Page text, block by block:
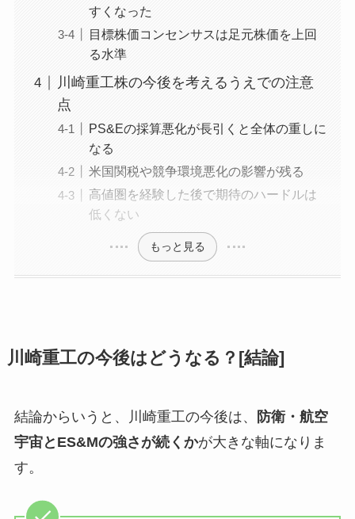
すくなった
目標株価コンセンサスは足元株価を上回
る水準
川崎重工株の今後を考えるうえでの注意
点
PS&Eの採算悪化が長引くと全体の重しに
なる
米国関税や競争環境悪化の影響が残る
高値圏を経験した後で期待のハードルは
低くない
もっと見る
川崎重工の今後はどうなる？[結論]
結論からいうと、川崎重工の今後は、
防衛・航空
宇宙とES&Mの強さが続くかが大きな軸になりま
す。